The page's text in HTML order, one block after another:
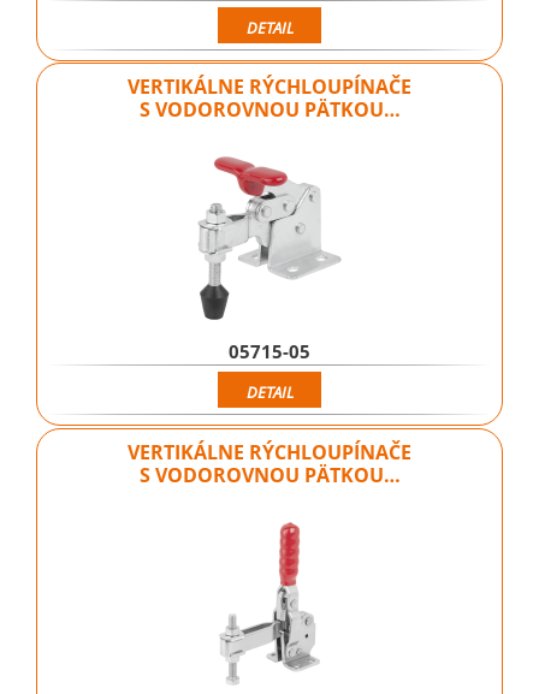
DETAIL
VERTIKÁLNE RÝCHLOUPÍNAČE
S VODOROVNOU PÄTKOU…
05715-05
DETAIL
VERTIKÁLNE RÝCHLOUPÍNAČE
S VODOROVNOU PÄTKOU…